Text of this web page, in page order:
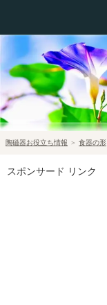
陶磁器お役立ち情報 ＞ 食器の形
スポンサード リンク